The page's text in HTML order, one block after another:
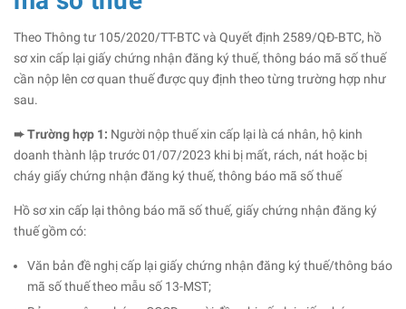
Theo Thông tư 105/2020/TT-BTC và Quyết định 2589/QĐ-BTC, hồ
sơ xin cấp lại giấy chứng nhận đăng ký thuế, thông báo mã số thuế
cần nộp lên cơ quan thuế được quy định theo từng trường hợp như
sau.
➨ Trường hợp 1: Người nộp thuế xin cấp lại là cá nhân, hộ kinh
doanh thành lập trước 01/07/2023 khi bị mất, rách, nát hoặc bị
cháy giấy chứng nhận đăng ký thuế, thông báo mã số thuế
Hồ sơ xin cấp lại thông báo mã số thuế, giấy chứng nhận đăng ký
thuế gồm có:
Văn bản đề nghị cấp lại giấy chứng nhận đăng ký thuế/thông báo
mã số thuế theo mẫu số 13-MST;